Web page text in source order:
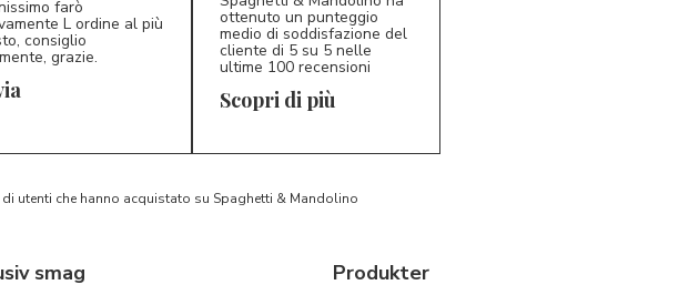
farò
L ordine al più
consiglio
grazie.
ottenuto un punteggio
medio di soddisfazione del
cliente di 5 su 5 nelle
ultime 100 recensioni
Scopri di più
utenti che hanno acquistato su Spaghetti & Mandolino
smag Produkter